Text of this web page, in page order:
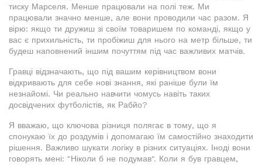
тиску Марселя. Менше працювали на полі теж. Ми
працювали значно менше, але вони проводили час разом. Я
вірю: якщо ти дружиш зі своїм товаришем по команді, якщо у
вас є прихильність, ти пробіжиш для нього на метр більше, ти
будеш наповнений іншим почуттям під час важливих матчів.
Гравці відзначають, що під вашим керівництвом вони
відкривають для себе нові знання, які раніше були їм
незнайомі. Чи реально навчити чомусь навіть таких
досвідчених футболістів, як Рабйо?
Я вважаю, що ключова різниця полягає в тому, що я
спонукаю їх до роздумів і допомагаю їм самостійно знаходити
рішення. Важливо шукати логіку в різних ситуаціях. Іноді вони
говорять мені: "Ніколи б не подумав". Коли я був гравцем,